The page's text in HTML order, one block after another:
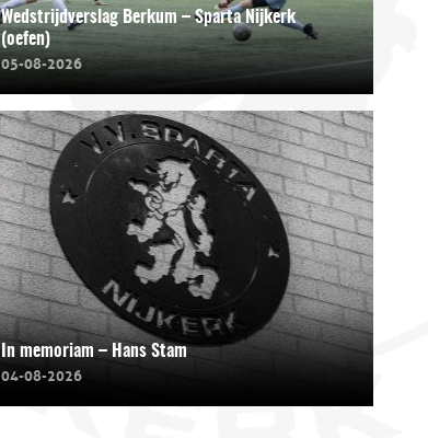
Wedstrijdverslag Berkum – Sparta Nijkerk
(oefen)
05-08-2026
In memoriam – Hans Stam
04-08-2026